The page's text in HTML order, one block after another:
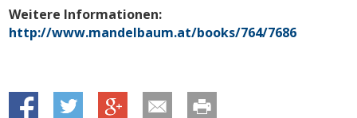
Weitere Informationen:
http://www.mandelbaum.at/books/764/7686